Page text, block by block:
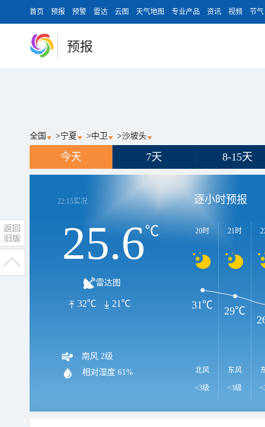
首页 预报 预警 雷达 云图 天气地图 专业产品 资讯 视频 节气
预报
全国 >宁夏 >中卫 >沙坡头
今天 7天 8-15天
22:15实况
25.6℃
雷达图
32℃ 21℃
南风 2级
相对湿度 61%
逐小时预报
20时
北风
<3级
21时
东风
<3级
31℃ 29℃